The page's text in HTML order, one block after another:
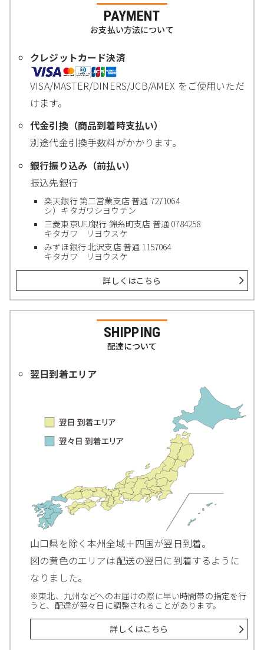
PAYMENT
お支払い方法について
クレジットカード決済
VISA/MASTER/DINERS/JCB/AMEX をご使用いただ
けます。
代金引換（商品到着時支払い）
別途代金引換手数料がかかります。
銀行振り込み（前払い）
振込先銀行
楽天銀行 第二営業支店 普通 7271064
シ）キタガワシヨウテン
三菱東京UFJ銀行 錦糸町支店 普通 0784258
キタガワ リヨウスケ
みずほ銀行 北沢支店 普通 1157064
キタガワ リヨウスケ
詳しくはこちら
SHIPPING
配達について
翌日到着エリア
山口県を除く本州全域＋四国が翌日到着。
図の黄色のエリアは配送の翌日に到着するように
なりました。
※東北、九州などへのお届けの際に早い時間帯の指定を行
うと、配達が翌々日に調整されることがあります。
詳しくはこちら